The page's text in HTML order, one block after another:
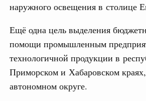
наружного освещения в столице
Ещё одна цель выделения
помощи промышленным
технологичной продукции в
Приморском и Хабаровском
автономном округе.
движения «Волонтёры-
7 августа, пятница
городов. Городская среда
провёл заседание
конкурса лучших